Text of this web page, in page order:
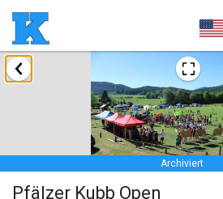
Archiviert
Pfälzer Kubb Open
Januar 2026
Skuffle for the Shovel
17. Jan. 2026|Vereinigte Staaten
Skuffle for the Shovel
17. Jan. 2026 |Vereinigte Staaten